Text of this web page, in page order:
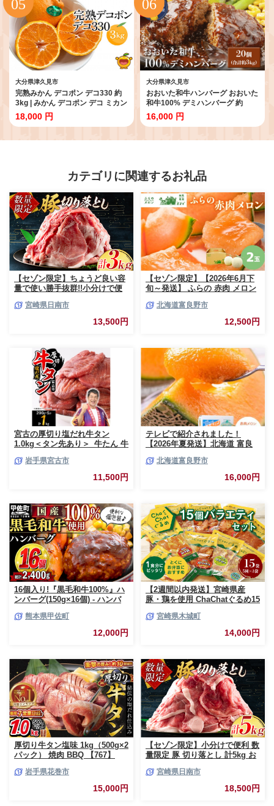
大分県津久見市
完熟みかん デコポン デコ330 約
3kg | みかん デコポン デコ ミカン
蜜柑 オレンジ 果実 旬のフルーツ
大分県産 九州産 津久見市 国産
18,000 円
大分県津久見市
おおいた和牛ハンバーグ おおいた
和牛100% デミハンバーグ 約
150g×20個 合計約3kg | 和牛ハン
バーグ ハンバーグステーキ 豊後
チンハンバーグ 温めるだけ 冷凍
16,000 円
カテゴリに関連するお礼品
【セゾン限定】ちょうど良い容
量で使い勝手抜群!!小分けで便
3kg お肉 豚肉 ポーク 国産 小分
け 真空パック 個包装 万能食材
おすすめ おかず 食品 炒め物 お
ぶ 焼肉 お祝い 記念日 ギフト
贈り物 贈答 プレゼント おすそ
分け 宮崎県 日南市 送料無料
_BCV1-24
宮崎県日南市
13,500円
【セゾン限定】【2026年6月下
旬～発送】 ふらの 赤肉 メロン
市 (相馬農園) メロン フルーツ
果物 新鮮 甘い 贈り物 ギフト
道産 ジューシー おやつ ふらの
北海道富良野市
12,500円
宮古の厚切り塩だれ牛タン
1.0kg＜タン先あり＞_牛たん 牛
厚切り牛タン【1181948】
岩手県宮古市
11,500円
テレビで紹介されました！
【2026年夏発送】北海道 富良
上 大玉サイズ メロン
北海道富良野市
16,000円
16個入り!『黒毛和牛100%』ハ
ンバーグ(150g×16個) - ハンバ
個包装 小分け 人気 牛肉100%
黒毛和牛 冷凍 国産 おすすめ ラ
ンキング 和牛 お取り寄せ 焼く
産牛 総菜 甲佐町【価格改定】X
熊本県甲佐町
12,000円
【2週間以内発送】宮崎県産
豚・鶏を使用 ChaChatぐるめ15
_K16_0040_4
宮崎県木城町
14,000円
厚切り牛タン塩味 1kg（500g×2
パック） 焼肉 BBQ 【767】
岩手県花巻市
15,000円
【セゾン限定】小分けで便利 数
量限定 豚 切り落とし 計5kg お
空パック 個包装 万能食材 おす
すめ おかず 食品 炒め物 お弁当
豚丼 豚しゃぶ しゃぶしゃぶ 焼
宮崎県日南市
18,500円